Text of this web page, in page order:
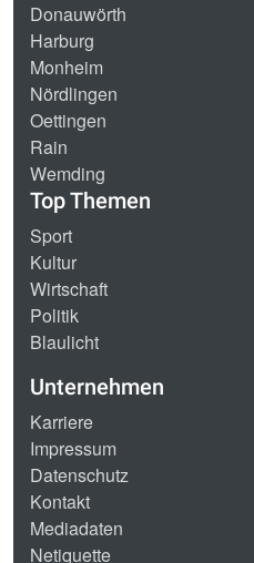
Donauwörth
Harburg
Monheim
Nördlingen
Oettingen
Rain
Wemding
Top Themen
Sport
Kultur
Wirtschaft
Politik
Blaulicht
Unternehmen
Karriere
Impressum
Datenschutz
Kontakt
Mediadaten
Netiquette